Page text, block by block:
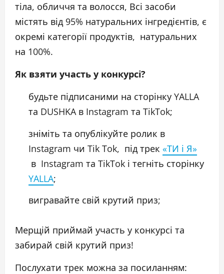
тіла, обличчя та волосся, Всі засоби
містять від 95% натуральних інгредієнтів, є
окремі категорії продуктів, натуральних
на 100%.
Як взяти участь у конкурсі?
будьте підписаними на сторінку YALLA
та DUSHKA в Instagram та TikTok;
зніміть та опублікуйте ролик в
Instagram чи Tik Tok, під трек «ТИ і Я»
в Instagram та TikTok і тегніть сторінку
YALLA;
вигравайте свій крутий приз;
Мерщій приймай участь у конкурсі та
забирай свій крутий приз!
Послухати трек можна за посиланням: